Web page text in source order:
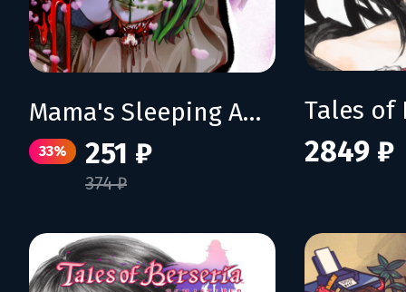
Mama's Sleeping Angels
33% 251 ₽
374 ₽
2849 ₽